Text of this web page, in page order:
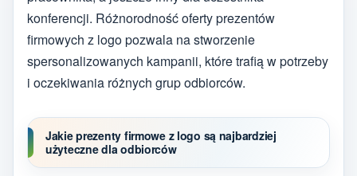
konferencji. Różnorodność oferty prezentów
firmowych z logo pozwala na stworzenie
spersonalizowanych kampanii, które trafią w potrzeby
i oczekiwania różnych grup odbiorców.
Jakie prezenty firmowe z logo są najbardziej
użyteczne dla odbiorców